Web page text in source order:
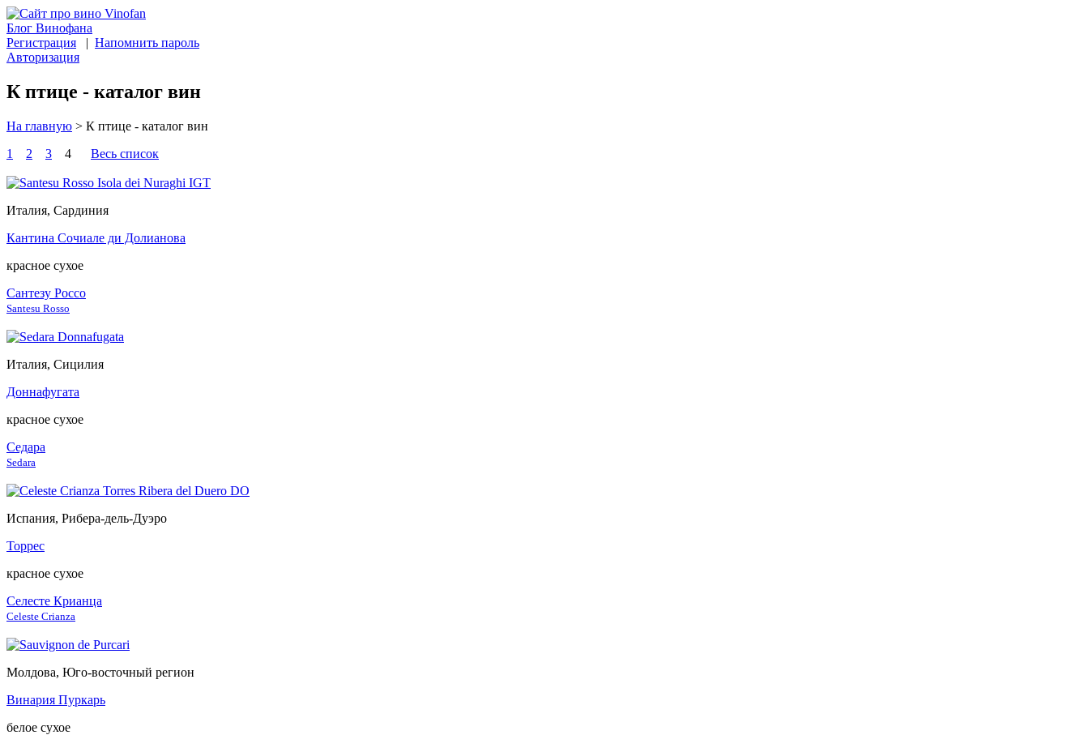
Блог Винофана
Регистрация | Напомнить пароль
Авторизация
К птице - каталог вин
На главную > К птице - каталог вин
1
2 3 4 Весь список
Италия, Сардиния
Кантина Сочиале ди Долианова
красное сухое
Сантезу Россо
Santesu Rosso
Италия, Сицилия
Доннафугата
красное сухое
Седара
Sedara
Испания, Рибера-дель-Дуэро
Торрес
красное сухое
Селесте Крианца
Celeste Crianza
Молдова, Юго-восточный регион
Винария Пуркарь
белое сухое